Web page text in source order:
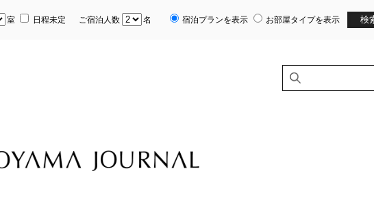
室 日程未定 ご宿泊人数 名 宿泊プランを表示 お部屋タイプを表示